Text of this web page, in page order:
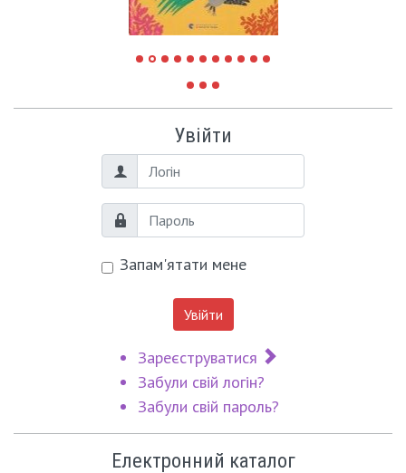
Увійти
Логін
Пароль
Запам'ятати мене
Увійти
Зареєструватися
Забули свій логін?
Забули свій пароль?
Електронний каталог